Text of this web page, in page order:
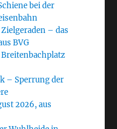
bei der
– das
BVG
– Sperrung der
2026, aus